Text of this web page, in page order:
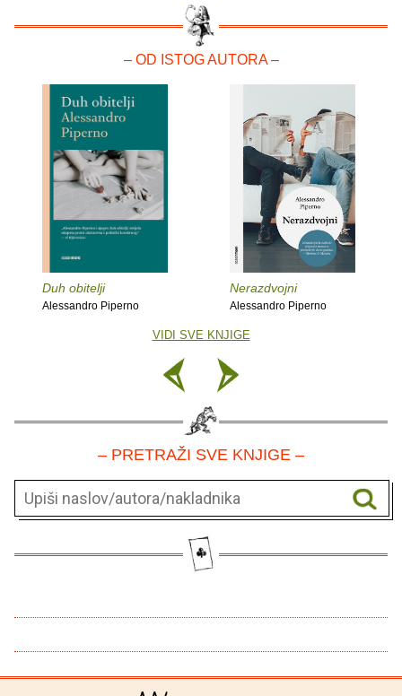
– OD ISTOG AUTORA –
Duh obitelji
Alessandro Piperno
Nerazdvojni
Alessandro Piperno
VIDI SVE KNJIGE
– PRETRAŽI SVE KNJIGE –